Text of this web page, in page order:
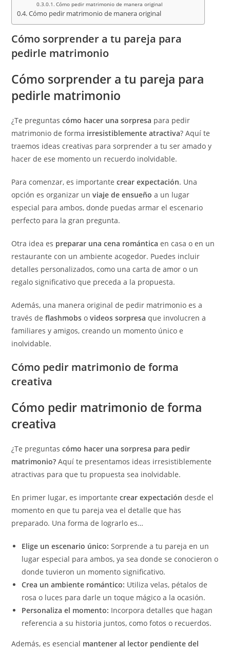
Cómo pedir matrimonio de manera original
Cómo pedir matrimonio de manera original
Cómo sorprender a tu pareja para
pedirle matrimonio
Cómo sorprender a tu pareja para
pedirle matrimonio
¿Te preguntascómo hacer una sorpresa para pedir
matrimonio de forma irresistiblemente atractiva? Aquí te
traemos ideas creativas para sorprender a tu ser amado y
hacer de ese momento un recuerdo inolvidable.
Para comenzar, es importantecrear expectación. Una
opción es organizar unviaje de ensueño a un lugar
especial para ambos, donde puedas armar el escenario
perfecto para la gran pregunta.
Otra idea es preparar una cena romántica en casa o en un
restaurante con un ambiente acogedor. Puedes incluir
detalles personalizados, como una carta de amor o un
regalo significativo que preceda a la propuesta.
Además, una manera original de pedir matrimonio es a
través deflashmobs ovideos sorpresa que involucren a
familiares y amigos, creando un momento único e
inolvidable.
Cómo pedir matrimonio de forma
creativa
Cómo pedir matrimonio de forma
creativa
¿Te preguntascómo hacer una sorpresa para pedir
matrimonio? Aquí te presentamos ideas irresistiblemente
atractivas para que tu propuesta sea inolvidable.
En primer lugar, es importantecrear expectación desde el
momento en que tu pareja vea el detalle que has
preparado. Una forma de lograrlo es…
Elige un escenario único: Sorprende a tu pareja en un
lugar especial para ambos, ya sea donde se conocieron o
donde tuvieron un momento significativo.
Crea un ambiente romántico: Utiliza velas, pétalos de
rosa o luces para darle un toque mágico a la ocasión.
Personaliza el momento: Incorpora detalles que hagan
referencia a su historia juntos, como fotos o recuerdos.
Además, es esencial mantener al lector pendiente del